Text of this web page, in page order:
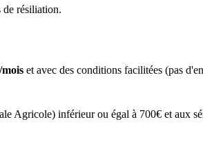
de résiliation.
mois et avec des conditions facilitées (pas
Agricole) inférieur ou égal à 700€ et aux